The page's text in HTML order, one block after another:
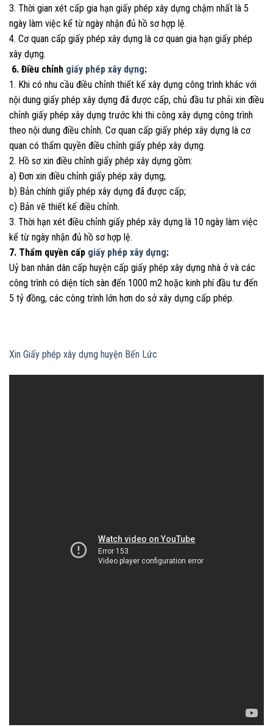
3. Thời gian xét cấp gia hạn giấy phép xây dựng chậm nhất là 5
ngày làm việc kể từ ngày nhận đủ hồ sơ hợp lệ.
4. Cơ quan cấp giấy phép xây dựng là cơ quan gia hạn giấy phép
xây dựng.
6. Điều chỉnh giấy phép xây dựng:
1. Khi có nhu cầu điều chỉnh thiết kế xây dựng công trình khác với
nội dung giấy phép xây dựng đã được cấp, chủ đầu tư phải xin điều
chỉnh giấy phép xây dựng trước khi thi công xây dựng công trình
theo nội dung điều chỉnh. Cơ quan cấp giấy phép xây dựng là cơ
quan có thẩm quyền điều chỉnh giấy phép xây dựng.
2. Hồ sơ xin điều chỉnh giấy phép xây dựng gồm:
a) Đơn xin điều chỉnh giấy phép xây dựng;
b) Bản chính giấy phép xây dựng đã được cấp;
c) Bản vẽ thiết kế điều chỉnh.
3. Thời hạn xét điều chỉnh giấy phép xây dựng là 10 ngày làm việc
kể từ ngày nhận đủ hồ sơ hợp lệ.
7. Thẩm quyền cấp giấy phép xây dựng:
Uỷ ban nhân dân cấp huyện cấp giấy phép xây dựng nhà ở và các
công trình có diện tích sàn đến 1000 m2 hoặc kinh phí đầu tư đến
5 tỷ đồng, các công trình lớn hơn do sở xây dựng cấp phép.
Xin Giấy phép xây dựng huyện Bến Lức